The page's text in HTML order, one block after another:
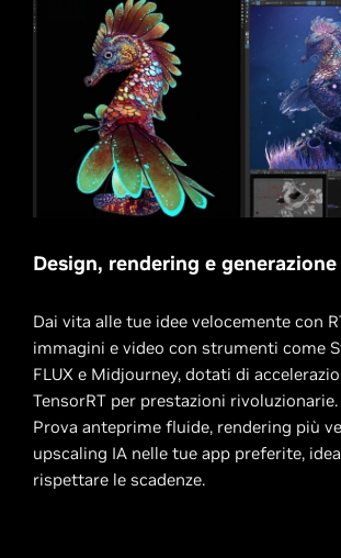
Design, rendering e
Dai vita alle tue idee velocemente con
immagini e video con strumenti come
FLUX e Midjourney, dotati di
TensorRT per prestazioni
Prova anteprime fluide, rendering più
upscaling IA nelle tue app preferite,
rispettare le scadenze.